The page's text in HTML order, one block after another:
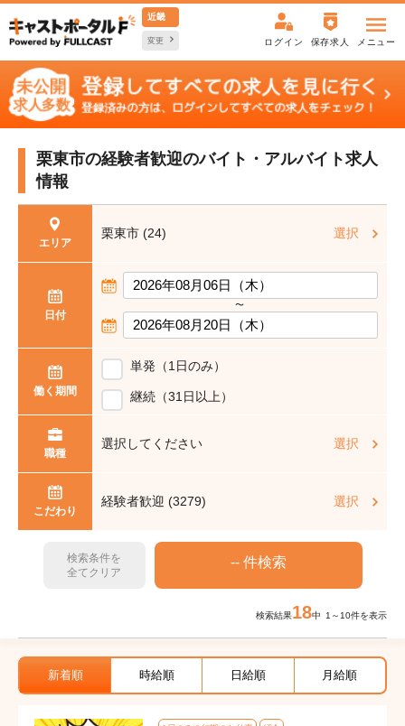
近畿
変更 ログイン 保存求人 メニュー
栗東市の経験者歓迎のバイト・アルバイト求人
情報
エリア
栗東市 (24) 選択
日付
〜
働く期間
単発（1日のみ）
継続（31日以上）
職種
選択してください 選択
こだわり
経験者歓迎 (3279) 選択
検索条件を
全てクリア
検索結果18中 1～10件を表示
新着順 時給順 日給順 月給順